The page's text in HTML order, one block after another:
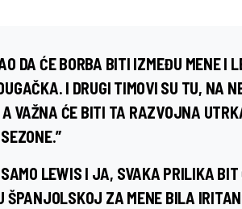
DA ĆE BORBA BITI IZMEĐU MENE I
I DRUGI TIMOVI SU TU, NA
VAŽNA ĆE BITI TA RAZVOJNA
SAMO LEWIS I JA, SVAKA PRILIKA
ŠPANJOLSKOJ ZA MENE BILA